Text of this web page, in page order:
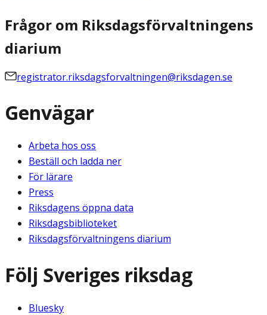
Frågor om Riksdagsförvaltningens
diarium
registrator.riksdagsforvaltningen@riksdagen.se
Genvägar
Arbeta hos oss
Beställ och ladda ner
För lärare
Press
Riksdagens öppna data
Riksdagsbiblioteket
Riksdagsförvaltningens diarium
Följ Sveriges riksdag
Bluesky